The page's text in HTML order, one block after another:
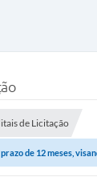
de Licitação
de 12 meses,